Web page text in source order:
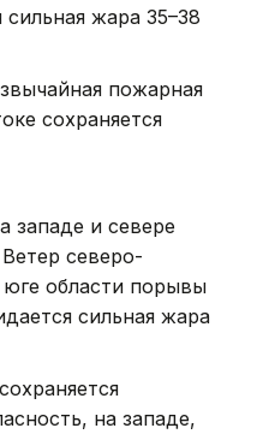
жара 35–38
пожарная
сохраняется
западе и севере
северо-
области порывы
сильная жара
на западе,